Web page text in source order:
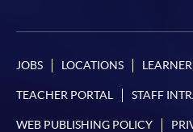
JOBS LOCATIONS
TEACHER PORTAL STAFF
WEB PUBLISHING POLICY